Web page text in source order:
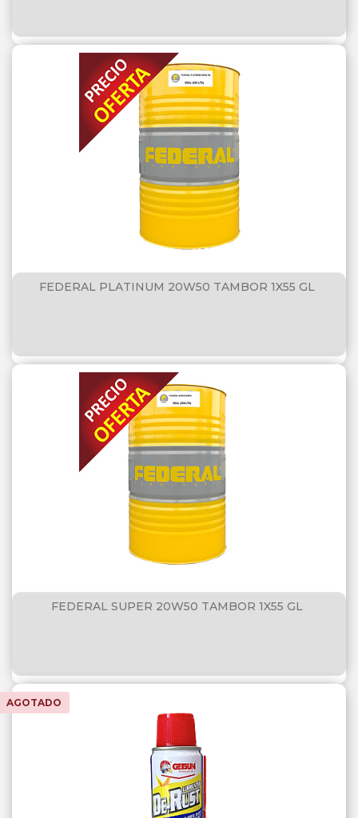
FEDERAL PLATINUM 20W50 TAMBOR 1X55 GL
FEDERAL SUPER 20W50 TAMBOR 1X55 GL
AGOTADO